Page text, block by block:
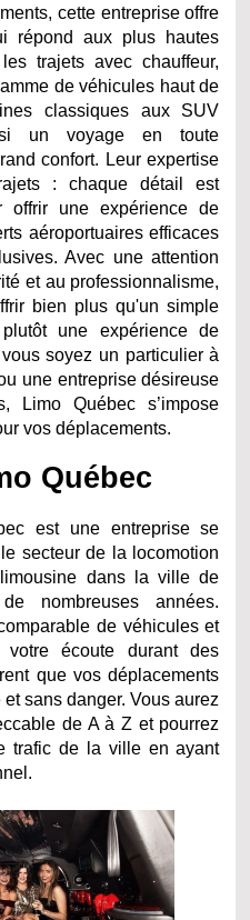
cette entreprise offre
répond aux plus hautes
trajets avec chauffeur,
de véhicules haut de
classiques aux SUV
un voyage en toute
confort. Leur expertise
: chaque détail est
offrir une expérience de
aéroportuaires efficaces
Avec une attention
et au professionnalisme,
bien plus qu'un simple
une expérience de
soyez un particulier à
une entreprise désireuse
Limo Québec s’impose
vos déplacements.
Québec
est une entreprise se
secteur de la locomotion
dans la ville de
nombreuses années.
de véhicules et
écoute durant des
que vos déplacements
sans danger. Vous aurez
de A à Z et pourrez
trafic de la ville en ayant